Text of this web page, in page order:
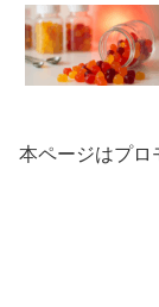
本ページはプロ